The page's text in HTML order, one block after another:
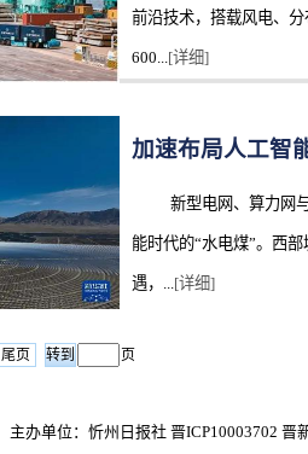
前沿技术，搭载风电、
600...[详细]
加速布局人工智
新型电网、算力网
能时代的“水电煤”。西
遇，...[详细]
尾页 页
主办单位：忻州日报社 晋ICP10003702 晋